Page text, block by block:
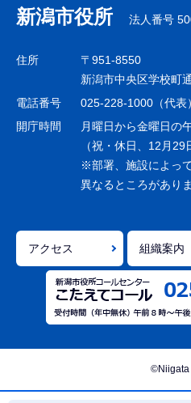
ナ
ビ
ゲ
シ
ョ
で
新潟市役所 法人番号
住所
〒951-8550
新潟市中央区学校町
電話番号
025-228-1000（代表）
開庁時間
月曜日から金曜日の
（祝・休日、12月29
※部署、施設によっ
異なるところがありま
アクセス 組織案内
©Niigata